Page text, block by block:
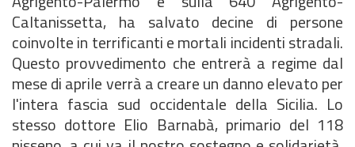
Caltanissetta, ha salvato decine di persone
coinvolte in terrificanti e mortali incidenti stradali.
Questo provvedimento che entrerà a regime dal
mese di aprile verrà a creare un danno elevato per
l'intera fascia sud occidentale della Sicilia. Lo
stesso dottore Elio Barnabà, primario del 118